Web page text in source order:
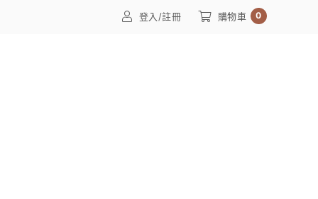
登入/註冊 購物車 0